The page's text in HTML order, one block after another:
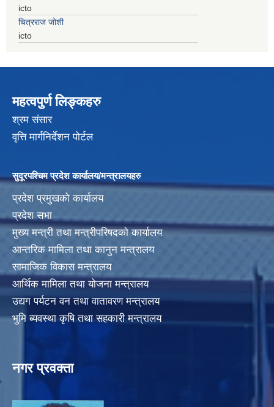
icto
चित्रराज जोशी
icto
महत्वपुर्ण लिङ्कहरु
श्रम संसार
वृत्ति मार्गनिर्देशन पोर्टल
सुदूरपश्चिम प्रदेश कार्यालय/मन्त्रालयहरु
प्रदेश प्रमुखको कार्यालय
प्रदेश सभा
मुख्य मन्त्री तथा मन्त्रीपरिषदको कार्यालय
आन्तरिक मामिला तथा कानुन मन्त्रालय
सामाजिक विकास मन्त्रालय
आर्थिक मामिला तथा योजना मन्त्रालय
उद्यग पर्यटन वन तथा वातावरण मन्त्रालय
भुमि ब्यवस्था कृषि तथा सहकारी मन्त्रालय
नगर प्रवक्ता